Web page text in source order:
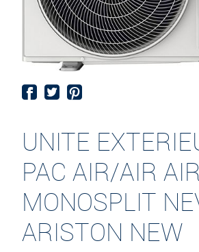
UNITE
PAC AIR/AIR
MONOSPLIT
ARISTON NEW